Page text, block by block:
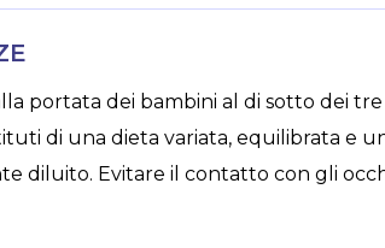
portata dei bambini al di sotto dei
di una dieta variata, equilibrata e
diluito. Evitare il contatto con gli